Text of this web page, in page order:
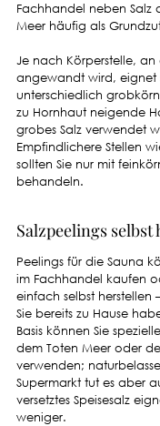
Fachhandel neben Salz
Meer häufig als
Je nach Körperstelle, an
angewandt wird, eignet
unterschiedlich
zu Hornhaut neigende
grobes Salz verwendet
Empfindlichere Stellen
sollten Sie nur mit
behandeln.
Salzpeelings
Peelings für die Sauna
im Fachhandel kaufen
einfach selbst herstellen
Sie bereits zu Hause
Basis können Sie
dem Toten Meer oder
verwenden;
Supermarkt tut es aber
versetztes Speisesalz
weniger.